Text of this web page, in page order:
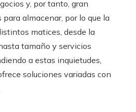
y, por tanto, gran
almacenar, por lo que la
matices, desde la
tamaño y servicios
a estas inquietudes,
soluciones variadas con